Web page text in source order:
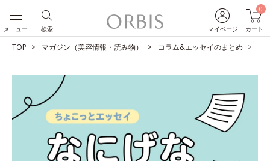
マイページ
0
カート
検索
メニュー
TOP マガジン（美容情報・読み物） コラム&エッセイのまとめ